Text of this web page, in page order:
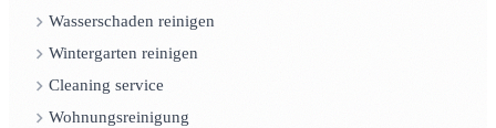
Wasserschaden reinigen
Wintergarten reinigen
Cleaning service
Wohnungsreinigung